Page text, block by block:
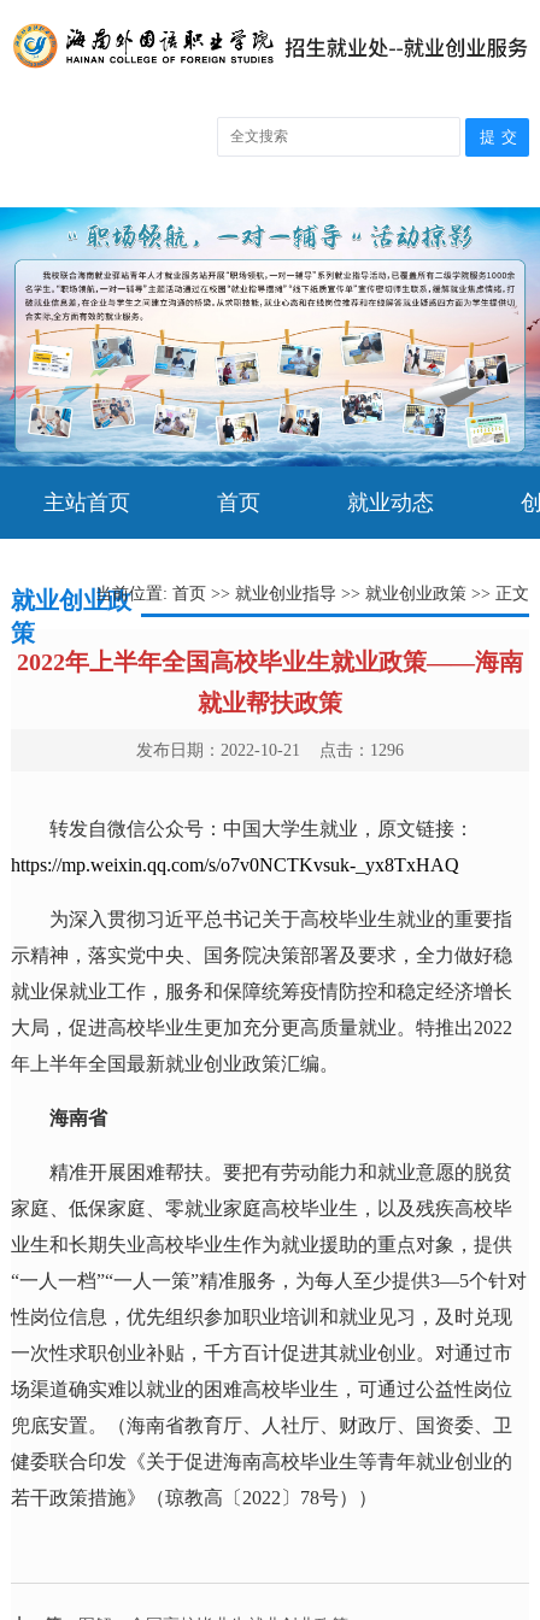
主站首页 首页 就业动态
就业创业政
策
当前位置:首页 >>就业创业指导 >>就业创业政策 >> 正文
2022年上半年全国高校毕业生就业政策——海南
就业帮扶政策
发布日期：2022-10-21 点击： 1296
转发自微信公众号：中国大学生就业，原文链接：
https://mp.weixin.qq.com/s/o7v0NCTKvsuk-_yx8TxHAQ
为深入贯彻习近平总书记关于高校毕业生就业的重要指
示精神，落实党中央、国务院决策部署及要求，全力做好稳
就业保就业工作，服务和保障统筹疫情防控和稳定经济增长
大局，促进高校毕业生更加充分更高质量就业。特推出2022
年上半年全国最新就业创业政策汇编。
海南省
精准开展困难帮扶。要把有劳动能力和就业意愿的脱贫
家庭、低保家庭、零就业家庭高校毕业生，以及残疾高校毕
业生和长期失业高校毕业生作为就业援助的重点对象，提供
“一人一档”“一人一策”精准服务，为每人至少提供3—5个针对
性岗位信息，优先组织参加职业培训和就业见习，及时兑现
一次性求职创业补贴，千方百计促进其就业创业。对通过市
场渠道确实难以就业的困难高校毕业生，可通过公益性岗位
兜底安置。（海南省教育厅、人社厅、财政厅、国资委、卫
健委联合印发《关于促进海南高校毕业生等青年就业创业的
若干政策措施》（琼教高〔2022〕78号））